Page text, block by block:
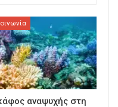
αναψυχής στη